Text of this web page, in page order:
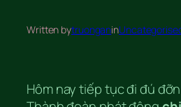
Written bytruonganin
Hôm nay tiếp tục đi đú